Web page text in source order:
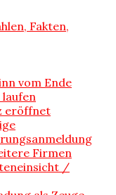
Fakten,
vom Ende
laufen
eröffnet
Firmen
/